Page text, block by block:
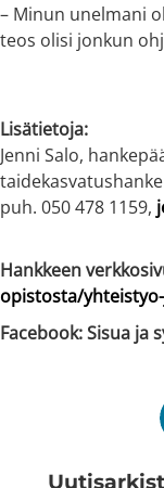
– Minun unelmani
teos olisi jonkun
Lisätietoja:
Jenni Salo,
taidekasvatushanke
puh. 050 478 1159,
Hankkeen
opistosta/
Facebook: Sisua ja